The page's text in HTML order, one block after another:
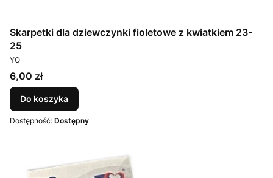
Skarpetki dla dziewczynki fioletowe z kwiatkiem 23-
25
PRODUCENT
YO
Cena
6,00 zł
Do koszyka
Dostępność: Dostępny